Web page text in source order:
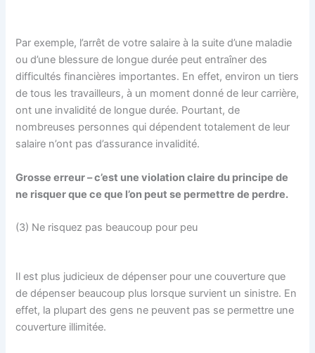
Par exemple, l’arrêt de votre salaire à la suite d’une maladie
ou d’une blessure de longue durée peut entraîner des
difficultés financières importantes. En effet, environ un tiers
de tous les travailleurs, à un moment donné de leur carrière,
ont une invalidité de longue durée. Pourtant, de
nombreuses personnes qui dépendent totalement de leur
salaire n’ont pas d’assurance invalidité.
Grosse erreur – c’est une violation claire du principe de
ne risquer que ce que l’on peut se permettre de perdre.
(3) Ne risquez pas beaucoup pour peu
Il est plus judicieux de dépenser pour une couverture que
de dépenser beaucoup plus lorsque survient un sinistre. En
effet, la plupart des gens ne peuvent pas se permettre une
couverture illimitée.